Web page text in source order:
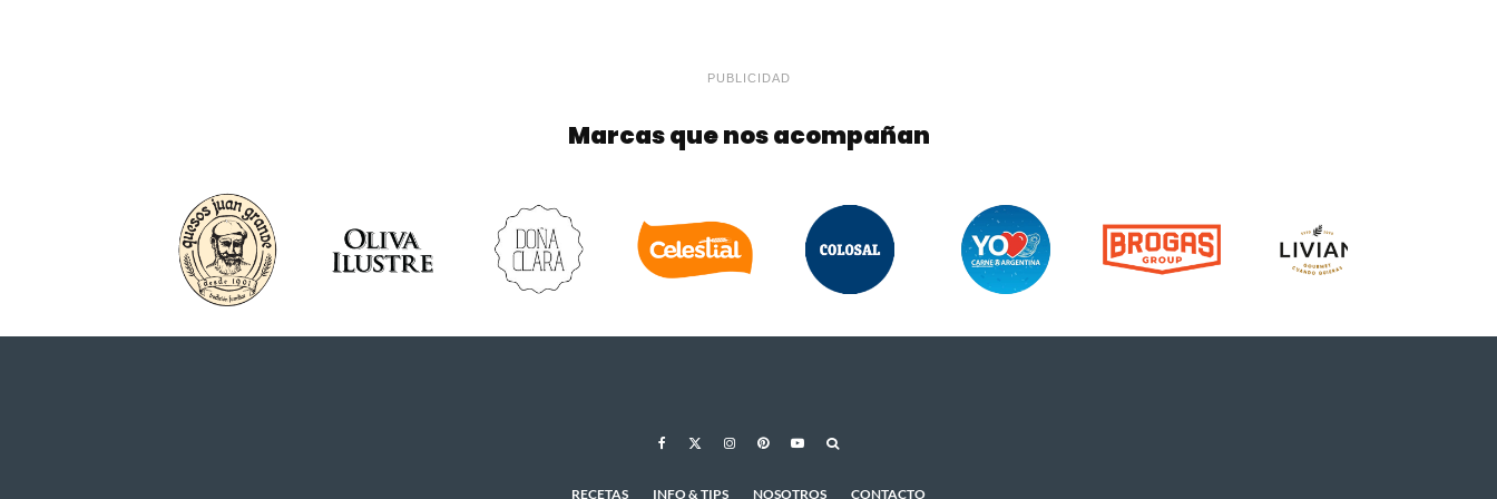
PUBLICIDAD
Marcas que nos acompañan
RECETAS INFO & TIPS NOSOTROS CONTACTO